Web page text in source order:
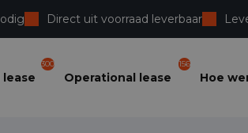
Direct uit voorraad leverbaar
lease
300
Operational lease
156
Hoe